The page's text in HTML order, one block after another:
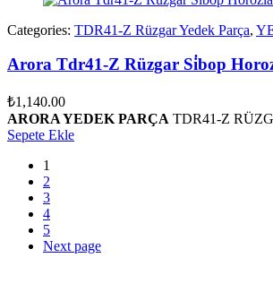
Categories: TDR41-Z Rüzgar Yedek Parça,
Arora Tdr41-Z Rüzgar Si̇bop
₺1,140.00
ARORA YEDEK PARÇA TDR41-Z
Sepete Ekle
1
2
3
4
5
Next page